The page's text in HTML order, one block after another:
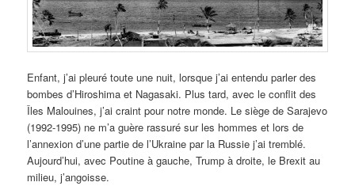
Enfant, j’ai pleuré toute une nuit, lorsque j’ai entendu parler des
bombes d’Hiroshima et Nagasaki. Plus tard, avec le conflit des
Îles Malouines, j’ai craint pour notre monde. Le siège de Sarajevo
(1992-1995) ne m’a guère rassuré sur les hommes et lors de
l’annexion d’une partie de l’Ukraine par la Russie j’ai tremblé.
Aujourd’hui, avec Poutine à gauche, Trump à droite, le Brexit au
milieu, j’angoisse.